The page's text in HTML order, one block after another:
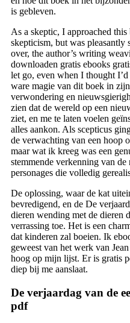
is gebleven.
As a skeptic, I approached
skepticism, but was
over, the author’s writing
downloaden gratis ebooks
let go, even when I thought
ware magie van dit boek in
verwondering en
zien dat de wereld op een
ziet, en me te laten voelen
alles aankon. Als scepticus
de verwachting van een hoop
maar wat ik kreeg was een
stemmende verkenning van
personages die volledig
De oplossing, waar de kat
bevredigend, en de De
dieren wending met de dieren
verrassing toe. Het is een
dat kinderen zal boeien. Ik
geweest van het werk van
hoog op mijn lijst. Er is gratis
diep bij me aanslaat.
De verjaardag van de
pdf